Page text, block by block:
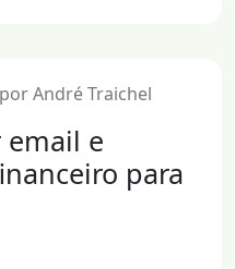
André Traichel
email e
para